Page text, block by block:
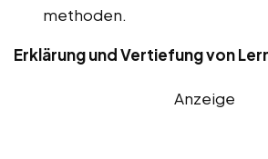
methoden.
Erklärung und Vertiefung von
Anzeige